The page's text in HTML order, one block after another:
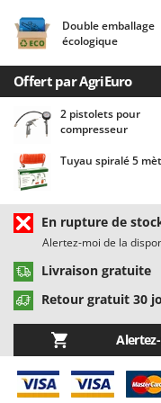
Cisailles à gazon
Cisailles taille-
Climatiseurs
Compresseurs
Compresseurs
Coupe-bordures -
Coupe-branches
Couveuses à
Cultivateurs
D
Décompacteurs
Découpeurs
Déplaqueuses
Batavia
Benassi
Beper
Berkel
Bertolini Pumps
Besser Vacuum
Bestway
Black & Decker
BlackStone
Bomet
Double emballage
écologique
Offert par AgriEuro
2 pistolets pour
compresseur
Tuyau spiralé 5
En rupture de
Alertez-moi de la
Livraison gratuite
Retour gratuit 30